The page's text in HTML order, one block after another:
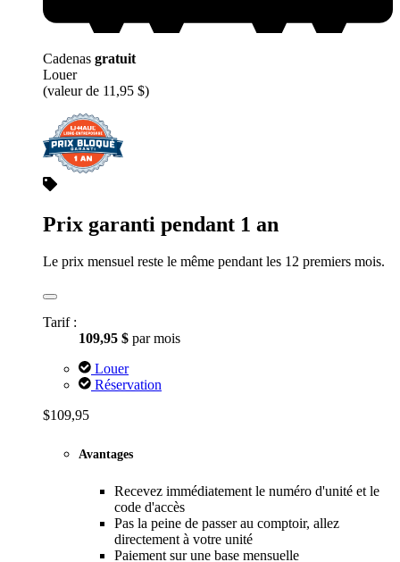
Cadenas gratuit
Louer
(valeur de 11,95 $)
Prix garanti pendant 1 an
Le prix mensuel reste le même pendant les 12 premiers mois.
Tarif :
109,95 $ par mois
Louer
Réservation
$109,95
Avantages
Recevez immédiatement le numéro d'unité et le
code d'accès
Pas la peine de passer au comptoir, allez
directement à votre unité
Paiement sur une base mensuelle